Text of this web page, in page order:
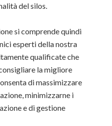
del silos.
si comprende quindi
esperti della nostra
qualificate che
la migliore
di massimizzare
minimizzarne i
e di gestione